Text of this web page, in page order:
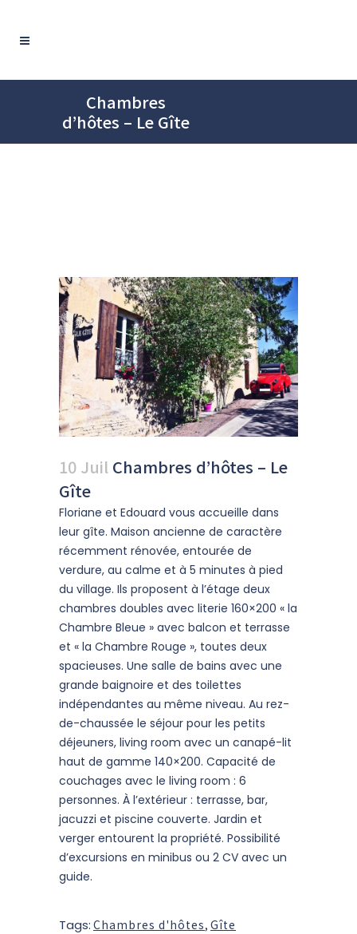
Chambres
d’hôtes – Le Gîte
10 Juil Chambres d’hôtes – Le
Gîte
Floriane et Edouard vous accueille dans
leur gîte. Maison ancienne de caractère
récemment rénovée, entourée de
verdure, au calme et à 5 minutes à pied
du village. Ils proposent à l’étage deux
chambres doubles avec literie 160×200 « la
Chambre Bleue » avec balcon et terrasse
et « la Chambre Rouge », toutes deux
spacieuses. Une salle de bains avec une
grande baignoire et des toilettes
indépendantes au même niveau. Au rez-
de-chaussée le séjour pour les petits
déjeuners, living room avec un canapé-lit
haut de gamme 140×200. Capacité de
couchages avec le living room : 6
personnes. À l’extérieur : terrasse, bar,
jacuzzi et piscine couverte. Jardin et
verger entourent la propriété. Possibilité
d’excursions en minibus ou 2 CV avec un
guide.
Tags: Chambres d'hôtes, Gîte